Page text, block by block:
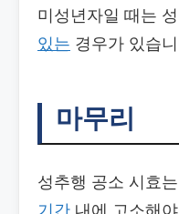
미성년자일 때는
있는 경우가 있습
마무리
성추행 공소 시효
기간 내에 고소해야